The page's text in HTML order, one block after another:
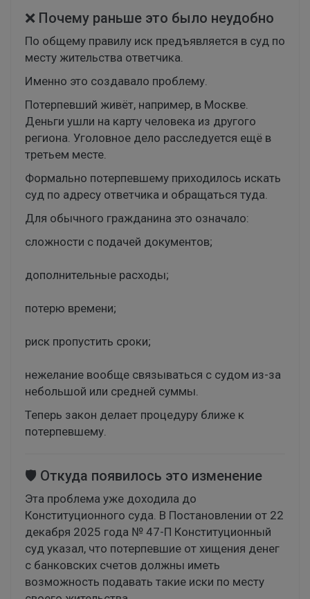
❌ Почему раньше это было неудобно
По общему правилу иск предъявляется в суд по
месту жительства ответчика.
Именно это создавало проблему.
Потерпевший живёт, например, в Москве.
Деньги ушли на карту человека из другого
региона. Уголовное дело расследуется ещё в
третьем месте.
Формально потерпевшему приходилось искать
суд по адресу ответчика и обращаться туда.
Для обычного гражданина это означало:
сложности с подачей документов;
дополнительные расходы;
потерю времени;
риск пропустить сроки;
нежелание вообще связываться с судом из-за
небольшой или средней суммы.
Теперь закон делает процедуру ближе к
потерпевшему.
🛡️ Откуда появилось это изменение
Эта проблема уже доходила до
Конституционного суда. В Постановлении от 22
декабря 2025 года № 47-П Конституционный
суд указал, что потерпевшие от хищения денег
с банковских счетов должны иметь
возможность подавать такие иски по месту